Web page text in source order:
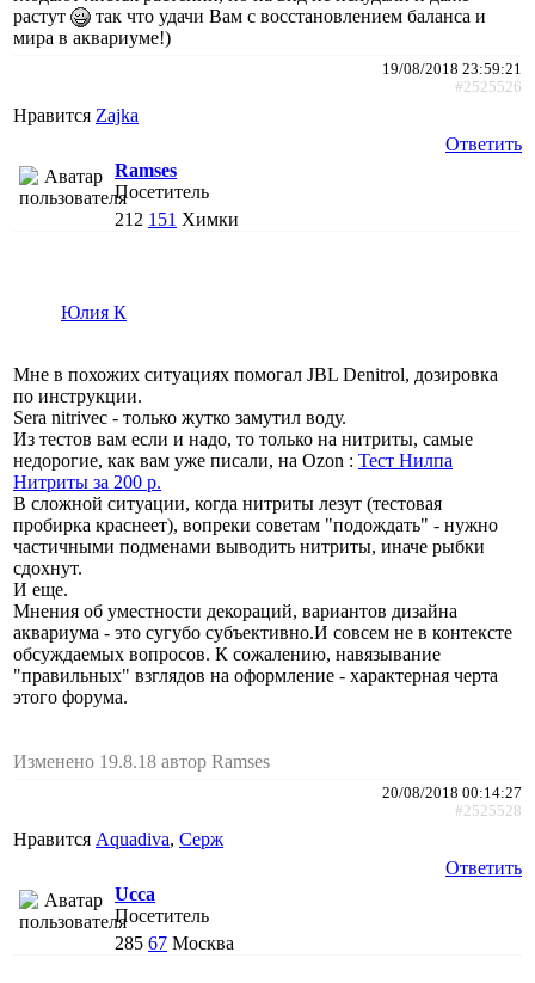
растут
так что удачи Вам с восстановлением баланса и
мира в аквариуме!)
19/08/2018 23:59:21
#2525526
Нравится Zajka
Ответить
Ramses
Посетитель
212 151 Химки
Юлия К
Мне в похожих ситуациях помогал JBL Denitrol, дозировка
по инструкции.
Sera nitrivec - только жутко замутил воду.
Из тестов вам если и надо, то только на нитриты, самые
недорогие, как вам уже писали, на Ozon : Тест Нилпа
Нитриты за 200 р.
В сложной ситуации, когда нитриты лезут (тестовая
пробирка краснеет), вопреки советам "подождать" - нужно
частичными подменами выводить нитриты, иначе рыбки
сдохнут.
И еще.
Мнения об уместности декораций, вариантов дизайна
аквариума - это сугубо субъективно.И совсем не в контексте
обсуждаемых вопросов. К сожалению, навязывание
"правильных" взглядов на оформление - характерная черта
этого форума.
Изменено 19.8.18 автор Ramses
20/08/2018 00:14:27
#2525528
Нравится Aquadiva, Cepж
Ответить
Ucca
Посетитель
285 67 Москва